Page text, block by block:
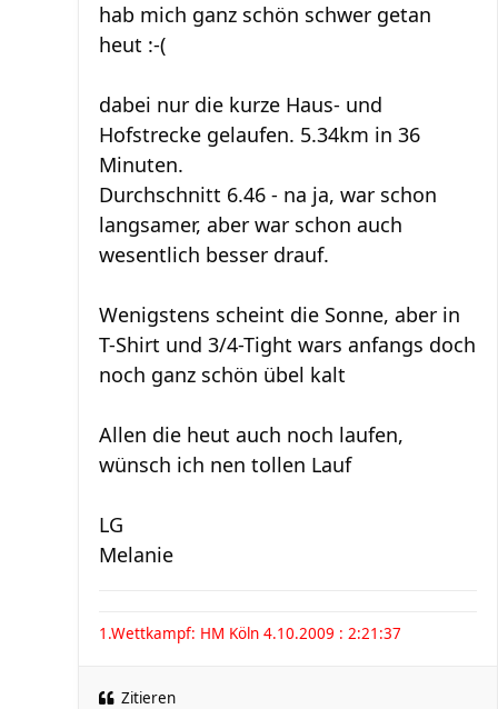
hab mich ganz schön schwer getan
heut :-(
dabei nur die kurze Haus- und
Hofstrecke gelaufen. 5.34km in 36
Minuten.
Durchschnitt 6.46 - na ja, war schon
langsamer, aber war schon auch
wesentlich besser drauf.
Wenigstens scheint die Sonne, aber in
T-Shirt und 3/4-Tight wars anfangs doch
noch ganz schön übel kalt
Allen die heut auch noch laufen,
wünsch ich nen tollen Lauf
LG
Melanie
1.Wettkampf: HM Köln 4.10.2009 : 2:21:37
Zitieren